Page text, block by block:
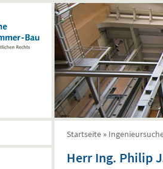
Startseite »
Herr Ing. Philip